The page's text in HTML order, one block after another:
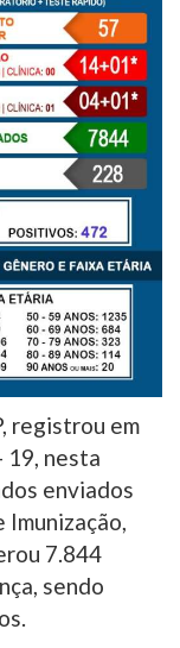
registrou em
19, nesta
enviados
7.844
sendo